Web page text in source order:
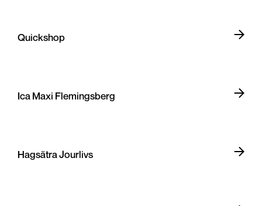
Quickshop
Ica Maxi Flemingsberg
Hagsätra Jourlivs